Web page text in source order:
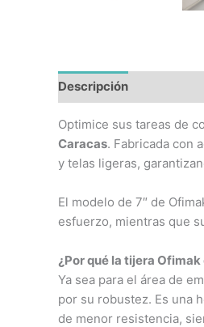
Descripción
Optimice sus tareas de
Caracas. Fabricada con
y telas ligeras,
El modelo de 7″ de
esfuerzo, mientras que
¿Por qué la tijera
Ya sea para el área de
por su robustez. Es una
de menor resistencia,